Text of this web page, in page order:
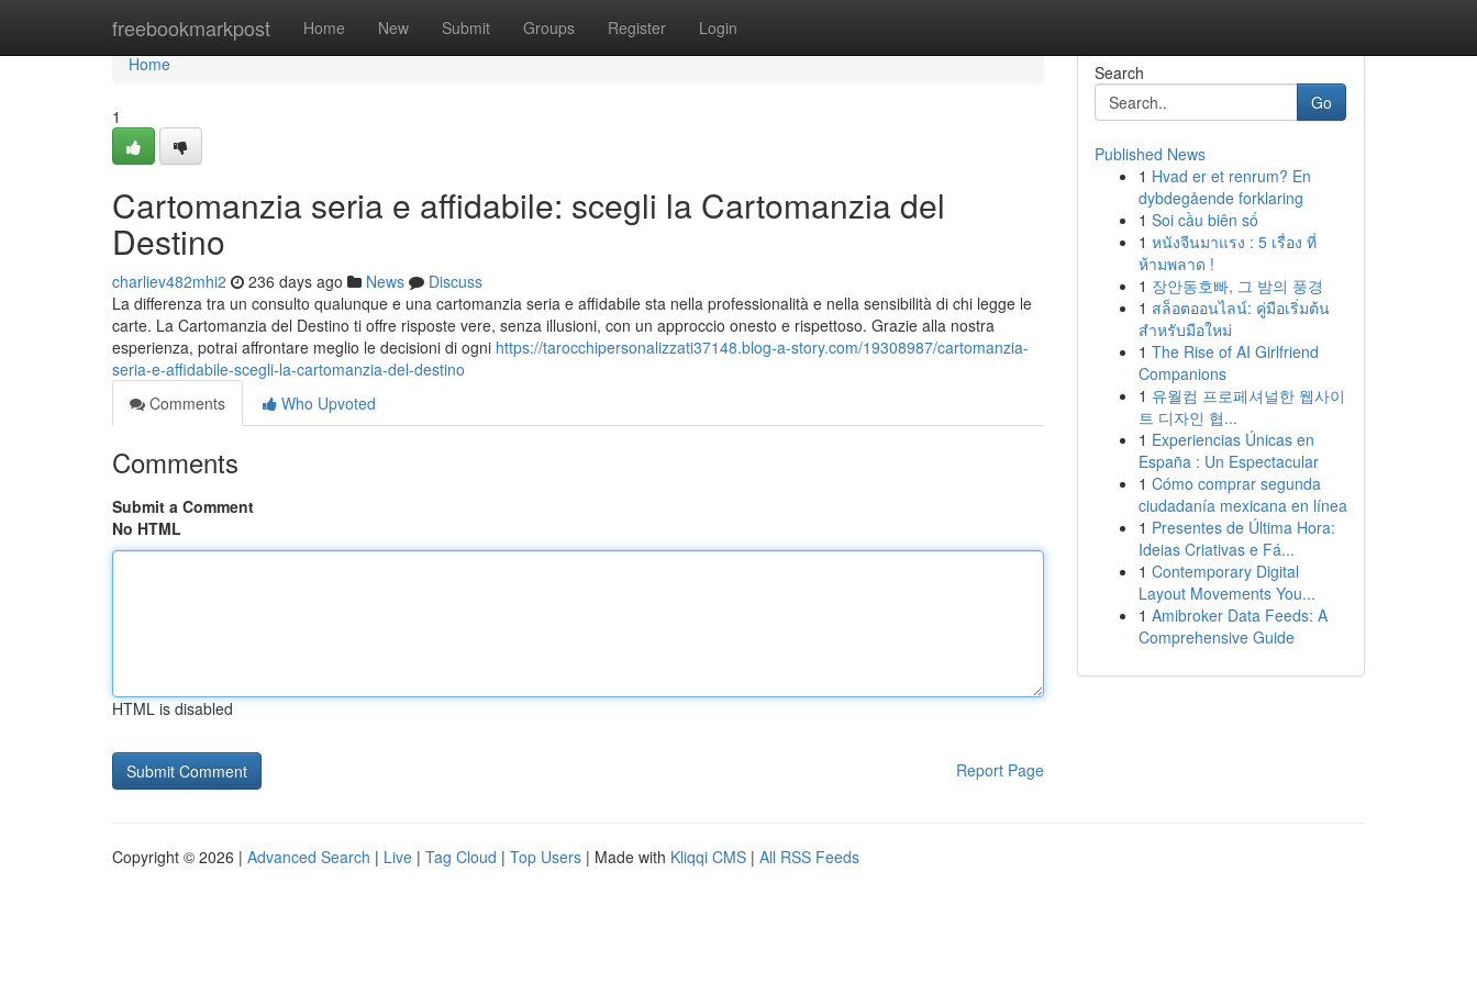
freebookmarkpost Home New Submit Groups Register Login
Home
Home
1
Cartomanzia seria e affidabile: scegli la Cartomanzia del
Destino
charliev482mhi2 236 days ago News
Discuss
La differenza tra un consulto qualunque e una cartomanzia seria e affidabile sta nella professionalità e nella sensibilità di chi legge le
carte. La Cartomanzia del Destino ti offre risposte vere, senza illusioni, con un approccio onesto e rispettoso. Grazie alla nostra
esperienza, potrai affrontare meglio le decisioni di ogni https://tarocchipersonalizzati37148.blog-a-story.com/19308987/cartomanzia-
seria-e-affidabile-scegli-la-cartomanzia-del-destino
Comments
Who Upvoted
Comments
Submit a Comment
No HTML
HTML is disabled
Report Page
Search
Go
Published News
1 Hvad er et renrum? En
dybdegående forklaring
1 Soi cầu biên số
1 หนังจีนมาแรง : 5 เรื่อง ที่
ห้ามพลาด !
1 장안동호빠, 그 밤의 풍경
1 สล็อตออนไลน์: คู่มือเริ่มต้น
สำหรับมือใหม่
1 The Rise of AI Girlfriend
Companions
1 유월컴 프로페셔널한 웹사이
트 디자인 협...
1 Experiencias Únicas en
España : Un Espectacular
1 Cómo comprar segunda
ciudadanía mexicana en línea
1 Presentes de Última Hora:
Ideias Criativas e Fá...
1 Contemporary Digital
Layout Movements You...
1 Amibroker Data Feeds: A
Comprehensive Guide
Copyright © 2026 | Advanced Search | Live | Tag Cloud | Top Users | Made with Kliqqi CMS | All RSS Feeds